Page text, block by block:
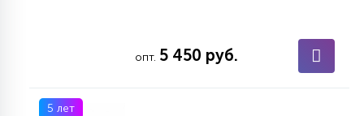
опт. 5 450 руб.
5 лет